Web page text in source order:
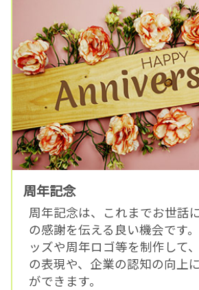
周年記念
周年記念は、これまでお世話
の感謝を伝える良い機会です
ッズや周年ロゴ等を制作して
の表現や、企業の認知の向上
ができます。